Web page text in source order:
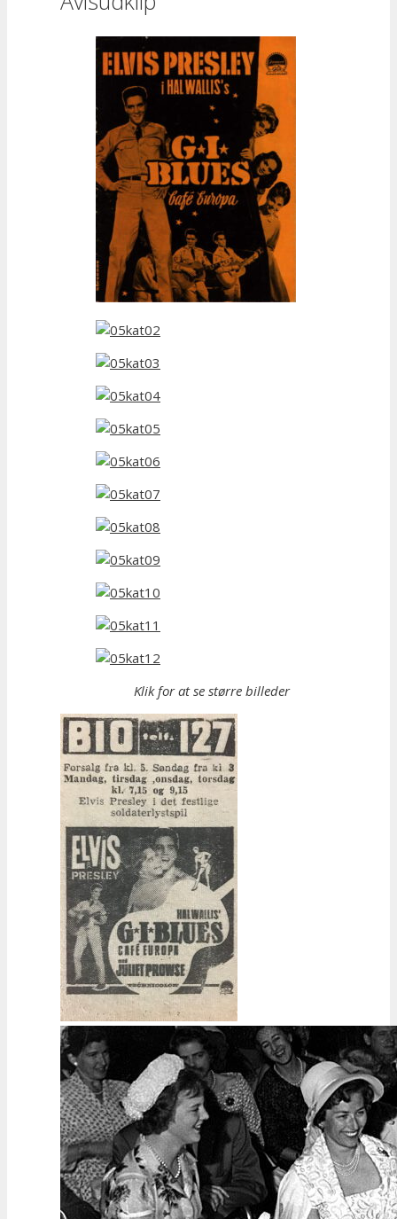
Klik for at se større billeder